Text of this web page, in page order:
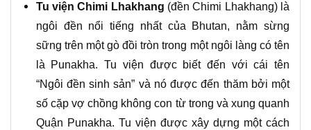
Tu viện Chimi Lhakhang (đền Chimi Lhakhang) là
ngôi đền nổi tiếng nhất của Bhutan, nằm sừng
sững trên một gò đồi tròn trong một ngôi làng có tên
là Punakha. Tu viện được biết đến với cái tên
“Ngôi đền sinh sản” và nó được đến thăm bởi một
số cặp vợ chồng không con từ trong và xung quanh
Quận Punakha. Tu viện được xây dựng một cách